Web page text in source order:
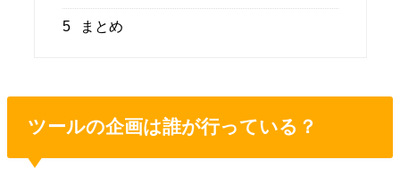
5 まとめ
ツールの企画は誰が行っている？